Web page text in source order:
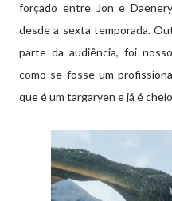
forçado entre Jon e
desde a sexta temporada.
parte da audiência, foi
como se fosse um
que é um targaryen e já é